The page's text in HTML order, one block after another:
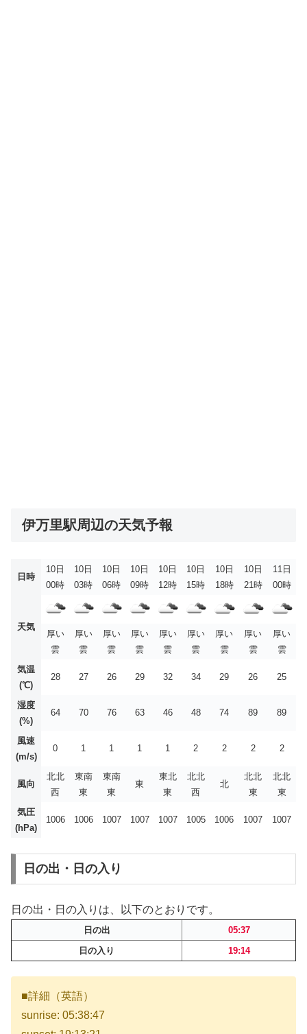
伊万里駅周辺の天気予報
日時
10日
00時
10日
03時
10日
06時
10日
09時
10日
12時
10日
15時
10日
18時
10日
21時
11日
00時
天気
厚い
雲
厚い
雲
厚い
雲
厚い
雲
厚い
雲
厚い
雲
厚い
雲
厚い
雲
厚い
雲
気温
(℃)
28 27 26 29 32 34 29 26 25
湿度
(%)
64 70 76 63 46 48 74 89 89
風速
(m/s)
0 1 1 1 1 2 2 2 2
風向
北北
西
東南
東
東南
東
東
東北
東
北北
西
北
北北
東
北北
東
気圧
(hPa)
1006 1006 1007 1007 1007 1005 1006 1007 1007
日の出・日の入り
日の出・日の入りは、以下のとおりです。
日の出
05:37
日の入り
19:14
■詳細（英語）
sunrise: 05:38:47